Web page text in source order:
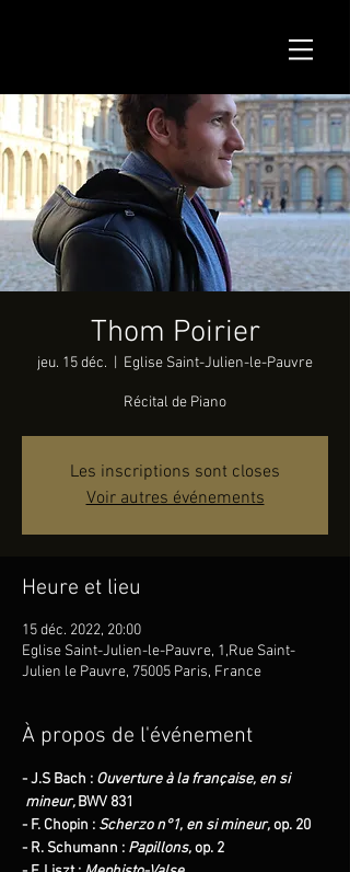
Thom Poirier
jeu. 15 déc. Eglise Saint-Julien-le-Pauvre
Récital de Piano
Les inscriptions sont closes
Voir autres événements
Heure et lieu
15 déc. 2022, 20:00
Eglise Saint-Julien-le-Pauvre, 1,Rue Saint-
Julien le Pauvre, 75005 Paris, France
À propos de l'événement
- J.S Bach : Ouverture à la française, en si
mineur, BWV 831
- F. Chopin : Scherzo n°1, en si mineur, op. 20
- R. Schumann : Papillons, op. 2